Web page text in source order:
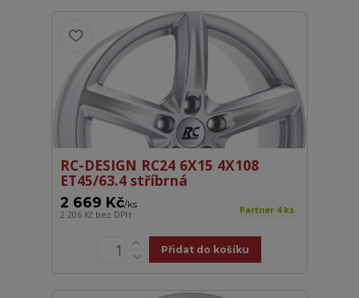
RC-DESIGN RC24 6X15 4X108
ET45/63.4 stříbrná
2 669 Kč/ks
2 206 Kč bez DPH Partner 4 ks
Přidat do košíku